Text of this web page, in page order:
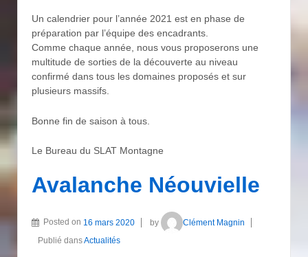
Un calendrier pour l’année 2021 est en phase de
préparation par l’équipe des encadrants.
Comme chaque année, nous vous proposerons une
multitude de sorties de la découverte au niveau
confirmé dans tous les domaines proposés et sur
plusieurs massifs.
Bonne fin de saison à tous.
Le Bureau du SLAT Montagne
Avalanche Néouvielle
Posted on 16 mars 2020 by
Clément Magnin
Publié dansActualités